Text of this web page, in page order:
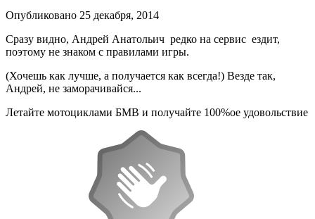
Опубликовано 25 декабря, 2014
Сразу видно, Андрей Анатольич редко на сервис ездит,
поэтому не знаком с правилами игры.
(Хочешь как лучше, а получается как всегда!) Везде так,
Андрей, не заморачивайся...
Летайте мотоциклами БМВ и получайте 100%ое удовольствие